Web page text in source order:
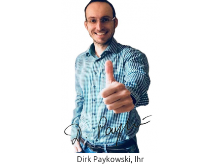
Dirk Paykowski, Ihr